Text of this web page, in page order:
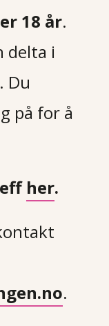
18 år.
delta i
Du
på for å
her.
.